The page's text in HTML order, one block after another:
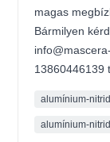
magas
Bármilyen
13860446139
alumínium-
alumínium-nitrid